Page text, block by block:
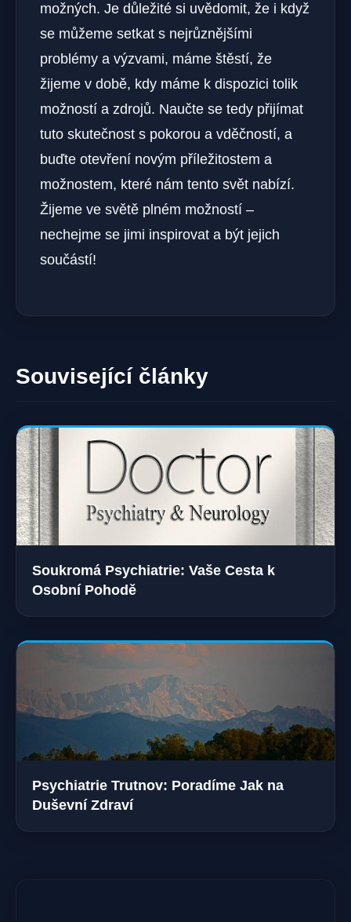
možných. Je důležité si uvědomit, že i když
se můžeme setkat s nejrůznějšími
problémy a výzvami, máme štěstí, že
žijeme v době, kdy máme k dispozici tolik
možností a zdrojů. Naučte se tedy přijímat
tuto skutečnost s pokorou a vděčností, a
buďte otevření novým příležitostem a
možnostem, které nám tento svět nabízí.
Žijeme ve světě plném možností –
nechejme se jimi inspirovat a být jejich
součástí!
Související články
Soukromá Psychiatrie: Vaše Cesta k
Osobní Pohodě
Psychiatrie Trutnov: Poradíme Jak na
Duševní Zdraví